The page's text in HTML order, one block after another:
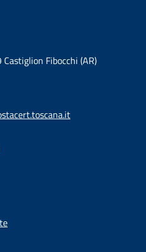
Fibocchi (AR)